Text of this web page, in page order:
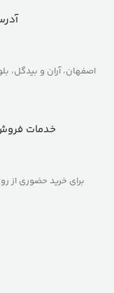
اصفهان، آران و بیدگل،
خدمات
برای خرید حضوری از روز قبل با شماره